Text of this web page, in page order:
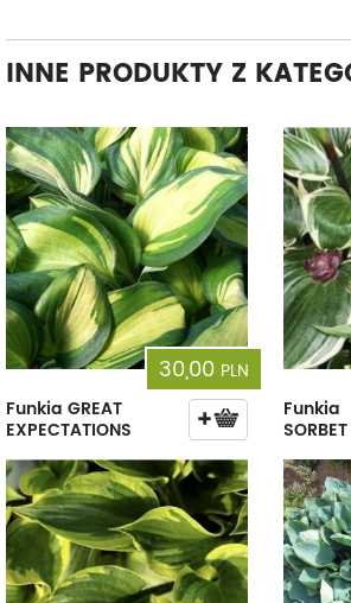
INNE PRODUKTY Z
30,00 PLN
Funkia GREAT
EXPECTATIONS
Funkia
SORBET